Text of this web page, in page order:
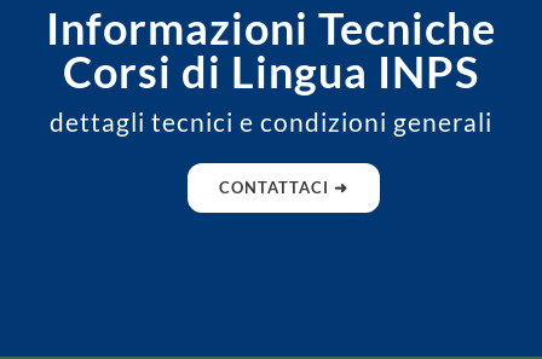
Informazioni Tecniche
Corsi di Lingua INPS
dettagli tecnici e condizioni generali
CONTATTACI ➜